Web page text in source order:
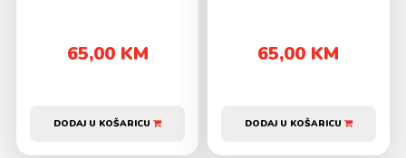
65,00 KM
DODAJ U KOŠARICU
65,00 KM
DODAJ U KOŠARICU